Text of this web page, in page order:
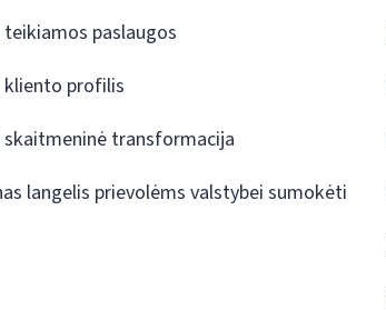
teikiamos paslaugos
kliento profilis
skaitmeninė transformacija
langelis prievolėms valstybei sumokėti